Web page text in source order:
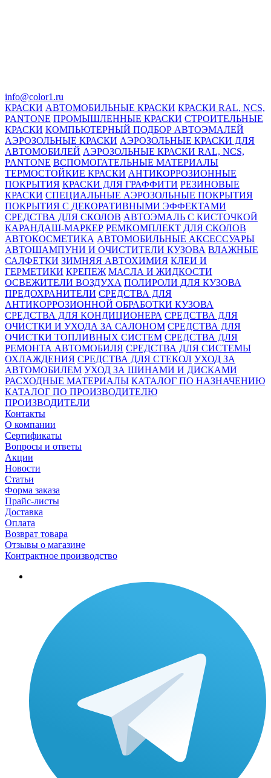
info@color1.ru
КРАСКИ АВТОМОБИЛЬНЫЕ КРАСКИ КРАСКИ RAL, NCS,
PANTONE ПРОМЫШЛЕННЫЕ КРАСКИ СТРОИТЕЛЬНЫЕ
КРАСКИ КОМПЬЮТЕРНЫЙ ПОДБОР АВТОЭМАЛЕЙ
АЭРОЗОЛЬНЫЕ КРАСКИ АЭРОЗОЛЬНЫЕ КРАСКИ ДЛЯ
АВТОМОБИЛЕЙ АЭРОЗОЛЬНЫЕ КРАСКИ RAL, NCS,
PANTONE ВСПОМОГАТЕЛЬНЫЕ МАТЕРИАЛЫ
ТЕРМОСТОЙКИЕ КРАСКИ АНТИКОРРОЗИОННЫЕ
ПОКРЫТИЯ КРАСКИ ДЛЯ ГРАФФИТИ РЕЗИНОВЫЕ
КРАСКИ СПЕЦИАЛЬНЫЕ АЭРОЗОЛЬНЫЕ ПОКРЫТИЯ
ПОКРЫТИЯ С ДЕКОРАТИВНЫМИ ЭФФЕКТАМИ
СРЕДСТВА ДЛЯ СКОЛОВ АВТОЭМАЛЬ С КИСТОЧКОЙ
КАРАНДАШ-МАРКЕР РЕМКОМПЛЕКТ ДЛЯ СКОЛОВ
АВТОКОСМЕТИКА АВТОМОБИЛЬНЫЕ АКСЕССУАРЫ
АВТОШАМПУНИ И ОЧИСТИТЕЛИ КУЗОВА ВЛАЖНЫЕ
САЛФЕТКИ ЗИМНЯЯ АВТОХИМИЯ КЛЕИ И
ГЕРМЕТИКИ КРЕПЕЖ МАСЛА И ЖИДКОСТИ
ОСВЕЖИТЕЛИ ВОЗДУХА ПОЛИРОЛИ ДЛЯ КУЗОВА
ПРЕДОХРАНИТЕЛИ СРЕДСТВА ДЛЯ
АНТИКОРРОЗИОННОЙ ОБРАБОТКИ КУЗОВА
СРЕДСТВА ДЛЯ КОНДИЦИОНЕРА СРЕДСТВА ДЛЯ
ОЧИСТКИ И УХОДА ЗА САЛОНОМ СРЕДСТВА ДЛЯ
ОЧИСТКИ ТОПЛИВНЫХ СИСТЕМ СРЕДСТВА ДЛЯ
РЕМОНТА АВТОМОБИЛЯ СРЕДСТВА ДЛЯ СИСТЕМЫ
ОХЛАЖДЕНИЯ СРЕДСТВА ДЛЯ СТЕКОЛ УХОД ЗА
АВТОМОБИЛЕМ УХОД ЗА ШИНАМИ И ДИСКАМИ
РАСХОДНЫЕ МАТЕРИАЛЫ КАТАЛОГ ПО НАЗНАЧЕНИЮ
КАТАЛОГ ПО ПРОИЗВОДИТЕЛЮ
ПРОИЗВОДИТЕЛИ
Контакты
О компании
Сертификаты
Вопросы и ответы
Акции
Новости
Статьи
Форма заказа
Прайс-листы
Доставка
Оплата
Возврат товара
Отзывы о магазине
Контрактное производство